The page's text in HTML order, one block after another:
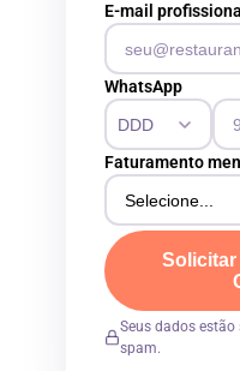
E-mail profissional
WhatsApp
Faturamento
Solicitar
Seus dados
spam.